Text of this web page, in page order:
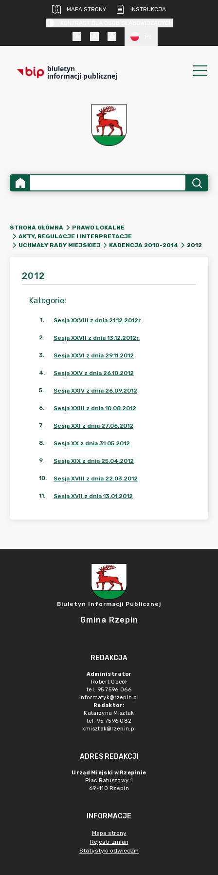
MAPA STRONY
INSTRUKCJA
biuletyn
informacji publicznej
STRONA GŁÓWNA
PRAWO LOKALNE
AKTY, REGULACJE I INTERPRETACJE
UCHWAŁY RADY MIEJSKIEJ
KADENCJA 2010-2014 2012
2012
Kategorie:
1. Sesja XXVIII z dnia 21.12.2012r.
2. Sesja XXVII z dnia 13.12.2012r.
3. Sesja XXVI z dnia 29.11.2012
4. Sesja XXV z dnia 26.10.2012
5. Sesja XXIV z dnia 26.09.2012
6. Sesja XXIII z dnia 10.08.2012
7. Sesja XXI z dnia 27.06.2012
8. Sesja XX z dnia 31.05.2012
9. Sesja XIX z dnia 25.04.2012
10. Sesja XVIII z dnia 22.03.2012
11. Sesja XVII z dnia 13.01.2012
Biuletyn Informacji Publicznej
Gmina Rzepin
REDAKCJA
Administrator
Robert Gocół
tel. 95 7596 066
informatyk@rzepin.pl
Redaktor:
Katarzyna Misztak
tel. 95 7596 082
kmisztak@rzepin.pl
ADRES REDAKCJI
Urząd Miejski w Rzepinie
Plac Ratuszowy 1
69-110 Rzepin
INFORMACJE
Mapa strony
Rejestr zmian
Statystyki odwiedzin